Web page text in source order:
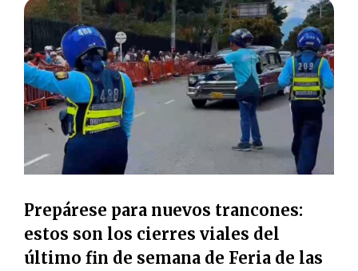
Prepárese para nuevos trancones:
estos son los cierres viales del
último fin de semana de Feria de las